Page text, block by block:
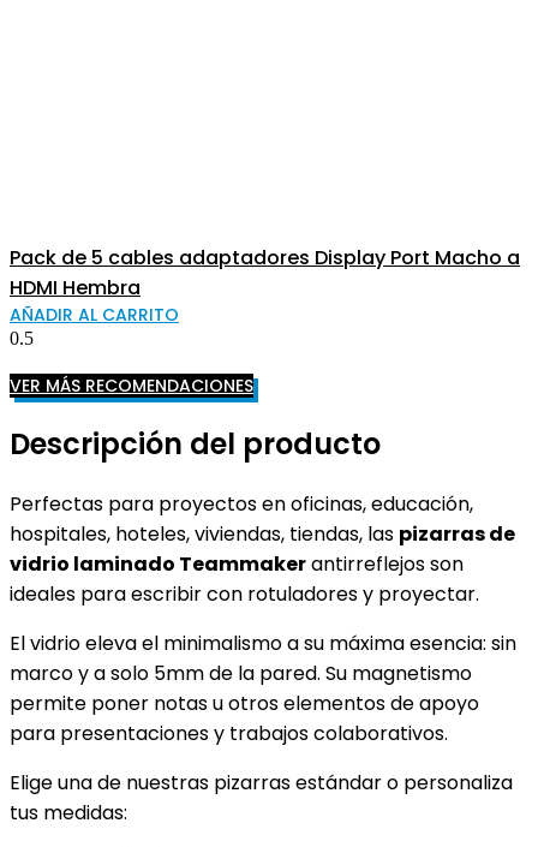
Pack de 5 cables adaptadores Display Port Macho a
HDMI Hembra
AÑADIR AL CARRITO
VER MÁS RECOMENDACIONES
Descripción del producto
Perfectas para proyectos en oficinas, educación,
hospitales, hoteles, viviendas, tiendas, las pizarras de
vidrio laminado Teammakerantirreflejos son
ideales para escribir con rotuladores y proyectar.
El vidrio eleva el minimalismo a su máxima esencia: sin
marco y a solo 5mm de la pared. Su magnetismo
permite poner notas u otros elementos de apoyo
para presentaciones y trabajos colaborativos.
Elige una de nuestras pizarras estándar o personaliza
tus medidas: